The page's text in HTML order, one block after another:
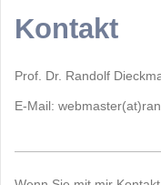
Kontakt
Prof. Dr. Randolf
E-Mail: